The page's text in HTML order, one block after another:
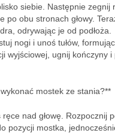
siebie. Następnie zegnij
po obu stronach głowy.
odrywając je od podłoża.
nogi i unoś tułów, formując
wyjściowej, ugnij kończyny i
mostek ze stania?**
nad głowę. Rozpocznij
pozycji mostka,